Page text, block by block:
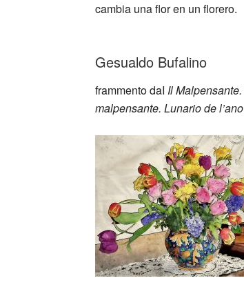
cambia una flor en un florero.
Gesualdo Bufalino
frammento daI Il
malpensante. Lunario de